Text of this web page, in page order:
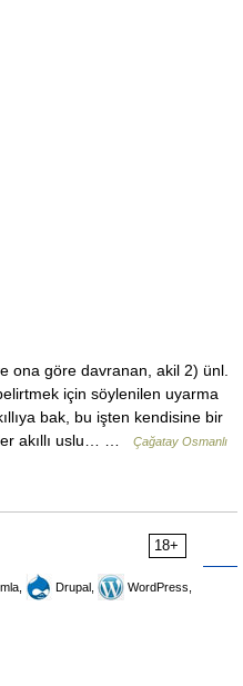
ona göre davranan, akil 2) ünl.
için söylenilen uyarma
bak, bu işten kendisine bir
akıllı uslu… …
Çağatay Osmanlı
18+
Drupal,
WordPress,